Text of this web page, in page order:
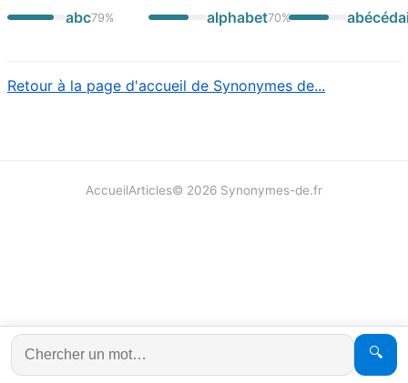
abc79% alphabet70%
Retour à la page d'accueil de Synonymes de...
🔍
AccueilArticles© 2026 Synonymes-de.fr